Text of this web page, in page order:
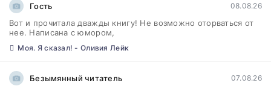
Гость 08.08.26
Вот и прочитала дважды книгу! Не возможно оторваться от
нее. Написана с юмором,
Моя. Я сказал! - Оливия Лейк
Безымянный читатель 07.08.26